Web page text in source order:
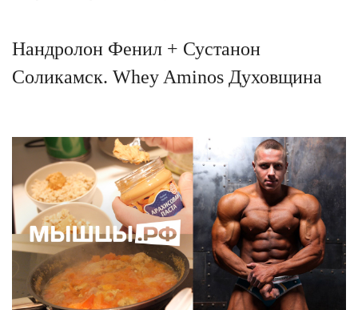
Нандролон Фенил + Сустанон
Соликамск. Whey Aminos Духовщина